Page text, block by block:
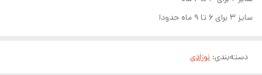
سایز ۳ برای ۶ تا ۹ ماه حدودا
دسته‌بندی: نوزادی